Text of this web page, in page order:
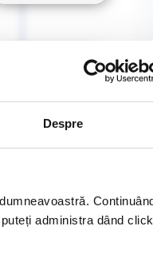
Despre
administra dând click